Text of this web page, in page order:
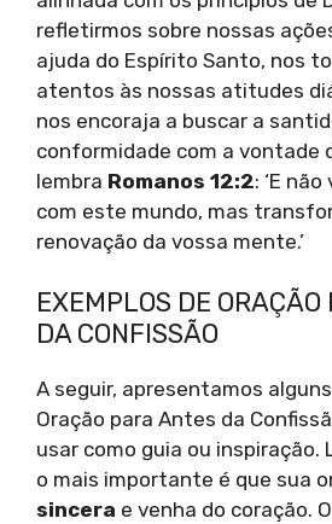
refletirmos sobre nossas
ajuda do Espírito Santo, nos
atentos às nossas atitudes
nos encoraja a buscar a
conformidade com a vontade
lembra Romanos 12:2: ‘E
com este mundo, mas
renovação da vossa mente.’
EXEMPLOS DE
DA CONFISSÃO
A seguir, apresentamos
Oração para Antes da
usar como guia ou inspiração.
o mais importante é que sua
sincera e venha do coração.